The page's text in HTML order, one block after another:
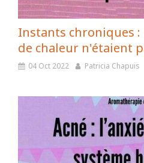
Instants chroniques :
de chaleur n'étaient
04 Oct 2022 Patricia Chapuis